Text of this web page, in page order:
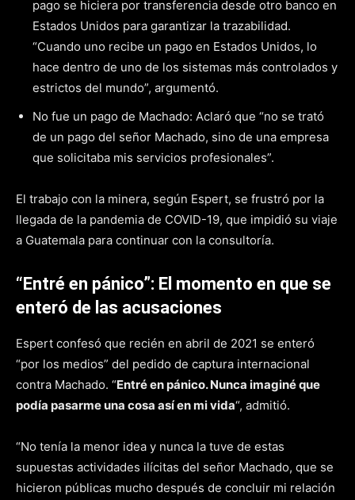
pago se hiciera por transferencia desde otro banco en
Estados Unidos para garantizar la trazabilidad.
“Cuando uno recibe un pago en Estados Unidos, lo
hace dentro de uno de los sistemas más controlados y
estrictos del mundo”, argumentó.
No fue un pago de Machado: Aclaró que “no se trató
de un pago del señor Machado, sino de una empresa
que solicitaba mis servicios profesionales”.
El trabajo con la minera, según Espert, se frustró por la
llegada de la pandemia de COVID-19, que impidió su viaje
a Guatemala para continuar con la consultoría.
“Entré en pánico”: El momento en que se
enteró de las acusaciones
Espert confesó que recién en abril de 2021 se enteró
“por los medios” del pedido de captura internacional
contra Machado. “Entré en pánico. Nunca imaginé que
podía pasarme una cosa así en mi vida“, admitió.
“No tenía la menor idea y nunca la tuve de estas
supuestas actividades ilícitas del señor Machado, que se
hicieron públicas mucho después de concluir mi relación